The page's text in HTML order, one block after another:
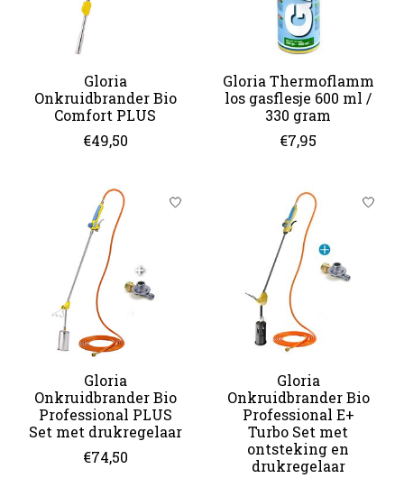
Gloria
Onkruidbrander Bio
Comfort PLUS
€49,50
Gloria Thermoflamm
los gasflesje 600 ml /
330 gram
€7,95
Gloria
Onkruidbrander Bio
Professional PLUS
Set met drukregelaar
€74,50
Gloria
Onkruidbrander Bio
Professional E+
Turbo Set met
ontsteking en
drukregelaar